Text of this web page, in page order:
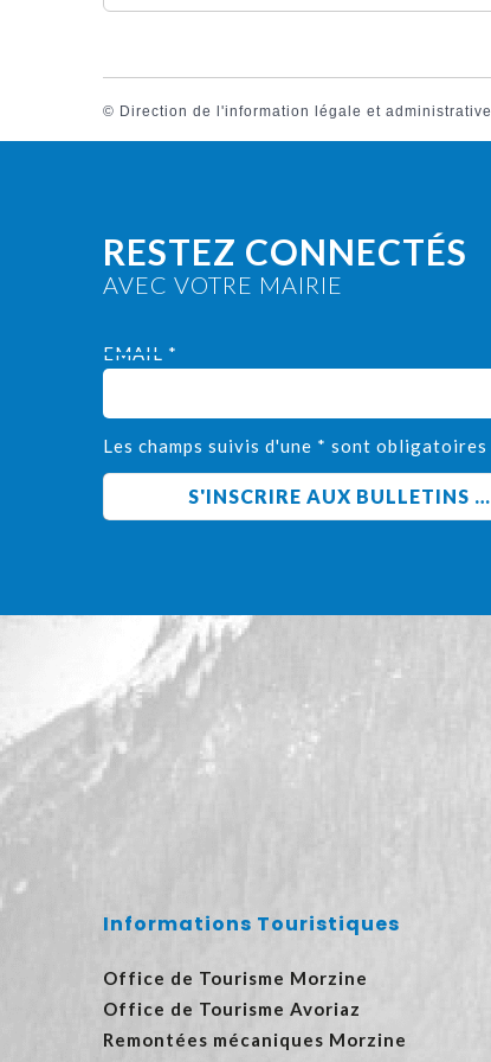
© Direction de l'information légale et administrative
RESTEZ CONNECTÉS
AVEC VOTRE MAIRIE
EMAIL *
Les champs suivis d'une * sont obligatoires
Informations Touristiques
Office de Tourisme Morzine
Office de Tourisme Avoriaz
Remontées mécaniques Morzine